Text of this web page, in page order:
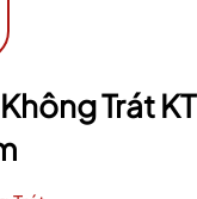
Trát KT